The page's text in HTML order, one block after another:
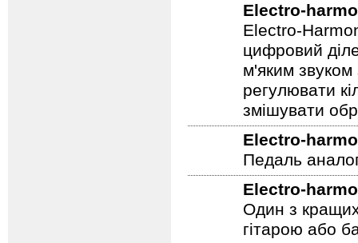
Electro-
Electro-
цифровий
м'яким
регулювати
змішувати
Electro-
Педаль
Electro-
Один з
гітарою або